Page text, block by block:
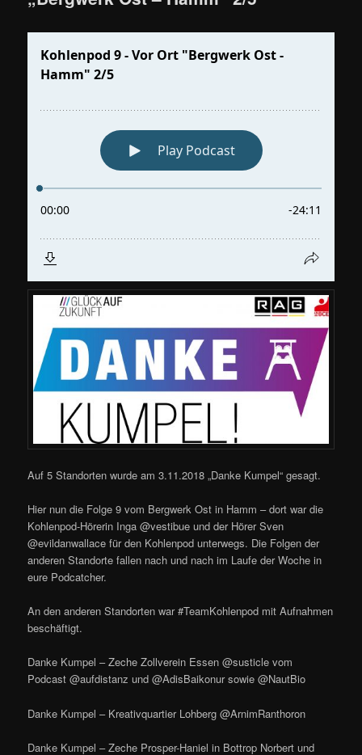
Auf 5 Standorten wurde am 3.11.2018 „Danke Kumpel“ gesagt.
Hier nun die Folge 9 vom Bergwerk Ost in Hamm – dort war die
Kohlenpod-Hörerin Inga @vestibue und der Hörer Sven
@evildanwallace für den Kohlenpod unterwegs. Die Folgen der
anderen Standorte fallen nach und nach im Laufe der Woche in
eure Podcatcher.
An den anderen Standorten war #TeamKohlenpod mit Aufnahmen
beschäftigt.
Danke Kumpel – Zeche Zollverein Essen @susticle vom
Podcast @aufdistanz und @AdisBaikonur sowie @NautBio
Danke Kumpel – Kreativquartier Lohberg @ArnimRanthoron
Danke Kumpel – Zeche Prosper-Haniel in Bottrop Norbert und